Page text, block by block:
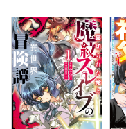
版）